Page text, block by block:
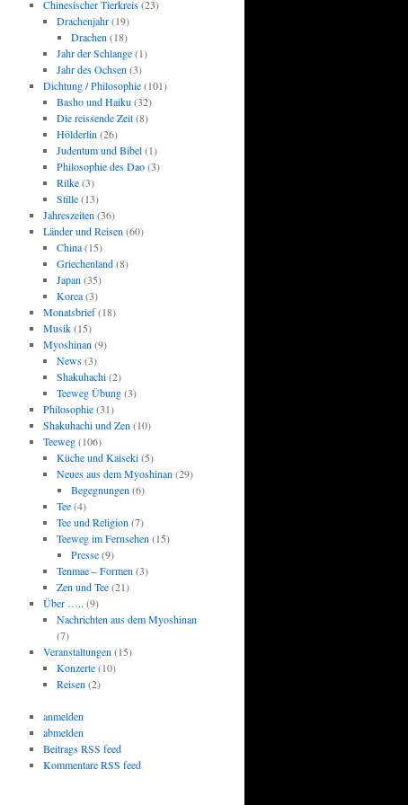
Chinesischer Tierkreis(23)
Drachenjahr(19)
Drachen (18)
Jahr der Schlange(1)
Jahr des Ochsen (3)
Dichtung / Philosophie(101)
Basho und Haiku (32)
Die reissende Zeit(8)
Hölderlin (26)
Judentum und Bibel(1)
Philosophie des Dao(3)
Rilke(3)
Stille(13)
Jahreszeiten (36)
Länder und Reisen (60)
China(15)
Griechenland(8)
Japan (35)
Korea(3)
Monatsbrief(18)
Musik(15)
Myoshinan (9)
News(3)
Shakuhachi(2)
Teeweg Übung(3)
Philosophie(31)
Shakuhachi und Zen (10)
Teeweg(106)
Küche und Kaiseki(5)
Neues aus dem Myoshinan (29)
Begegnungen (6)
Tee(4)
Tee und Religion (7)
Teeweg im Fernsehen (15)
Presse(9)
Tenmae – Formen (3)
Zen und Tee(21)
Über ….. (9)
Nachrichten aus dem Myoshinan
(7)
Veranstaltungen (15)
Konzerte(10)
Reisen (2)
anmelden
abmelden
Beitrags RSS feed
Kommentare RSS feed